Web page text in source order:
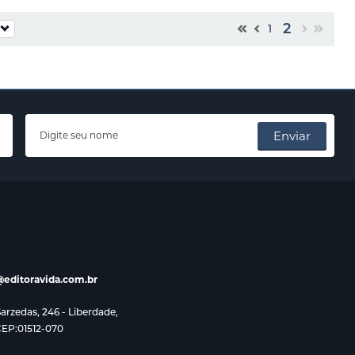
1 2
Enviar
246 - Liberdade,
070